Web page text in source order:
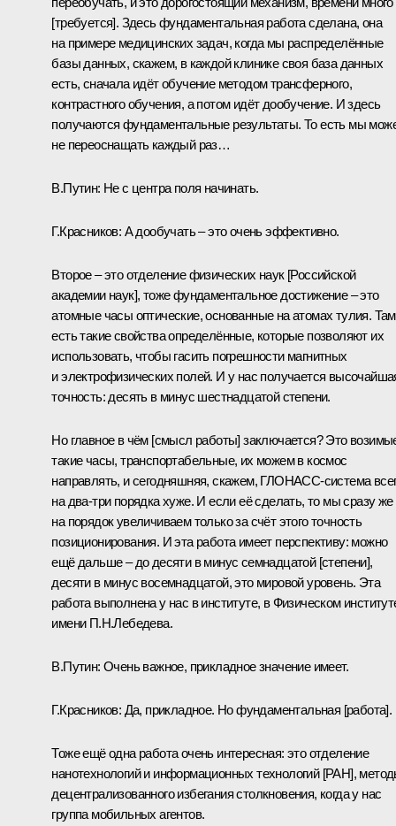
[требуется]. Здесь фундаментальная работа сделана, она
на примере медицинских задач, когда мы распределённые
базы данных, скажем, в каждой клинике своя база данных
есть, сначала идёт обучение методом трансферного,
контрастного обучения, а потом идёт дообучение. И здесь
получаются фундаментальные результаты. То есть мы
не переоснащать каждый раз…
В.Путин: Не с центра поля начинать.
Г.Красников: А дообучать – это очень эффективно.
Второе – это отделение физических наук [Российской
академии наук], тоже фундаментальное достижение – это
атомные часы оптические, основанные на атомах тулия. Там
есть такие свойства определённые, которые позволяют их
использовать, чтобы гасить погрешности магнитных
и электрофизических полей. И у нас получается
точность: десять в минус шестнадцатой степени.
Но главное в чём [смысл работы] заключается? Это
такие часы, транспортабельные, их можем в космос
направлять, и сегодняшняя, скажем, ГЛОНАСС-система
на два-три порядка хуже. И если её сделать, то мы сразу же
на порядок увеличиваем только за счёт этого точность
позиционирования. И эта работа имеет перспективу: можно
ещё дальше – до десяти в минус семнадцатой [степени],
десяти в минус восемнадцатой, это мировой уровень. Эта
работа выполнена у нас в институте, в Физическом
имени П.Н.Лебедева.
В.Путин: Очень важное, прикладное значение имеет.
Г.Красников: Да, прикладное. Но фундаментальная [работа].
Тоже ещё одна работа очень интересная: это отделение
нанотехнологий и информационных технологий [РАН],
децентрализованного избегания столкновения, когда у нас
группа мобильных агентов.